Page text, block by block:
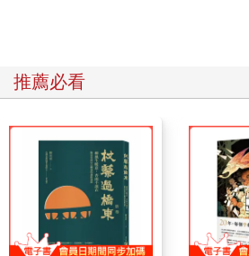
訪談、數千頁的逐字稿中，淬鍊出三十
大章節，分別對應了長久關係發展的關
學習溝通與化解衝突、因應各種壓力、
後一章則歸納出長者經營長久美滿關係
每章包含了六個法則，以傳達長者的
泛而談的空話或老生常談，而是直指核
子、預警訊號、因應對策。整本書都聚
務實建議，而不是僅供思考的道理。事
「獨門祕訣」作結，這些都是你可以立
推薦必看